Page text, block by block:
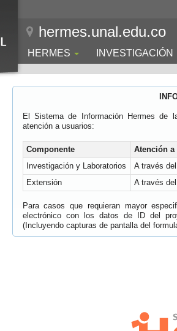
hermes.unal.edu.co
HERMES INVESTIGACIÓN
El Sistema de Información Hermes de
atención a usuarios:
Componente Atención
Investigación y Laboratorios
A través del
Extensión
A través del
Para casos que requieran mayor
electrónico con los datos de ID del
(Incluyendo capturas de pantalla del